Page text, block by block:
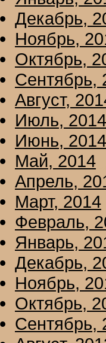
Декабрь,
Ноябрь,
Октябрь,
Сентябрь,
Август,
Июль, 2014
Июнь, 2014
Май, 2014
Апрель,
Март, 2014
Февраль,
Январь,
Декабрь,
Ноябрь,
Октябрь,
Сентябрь,